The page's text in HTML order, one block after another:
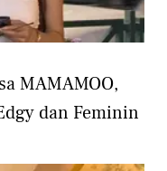
MAMAMOO,
dan Feminin